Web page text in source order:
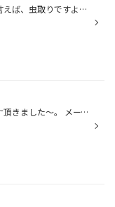
夏の子供達の遊びと言えば、虫取りですよね。 ウチの子供達も虫取りが大好きでよくバッタを捕まえては虫かごに入れて観察します。 そんなある日、目を疑う出来事が!! 1匹バッタが増えてる？ いや、抜け殻だ!! と家族全員で大盛り上がり♪ なんと、虫かごの中で脱皮していたみたいです。 もうすぐ夏も...
東京土産に東京バナナ頂きました～。 メープルバナナ味!! 甘くて子供達には大人気でした。 美味しかった。